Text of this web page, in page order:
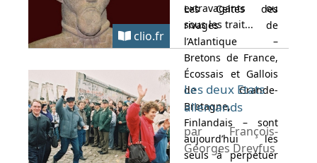
extravagants ou
sous les trait...
clio.fr
Les Celtes des
rivages de
l’Atlantique –
Bretons de France,
Écossais et Gallois
de Grande-
Bretagne,
Finlandais – sont
aujourd’hui les
seuls à perpétuer
Les deux Etats
allemands
par François-
Georges Dreyfus